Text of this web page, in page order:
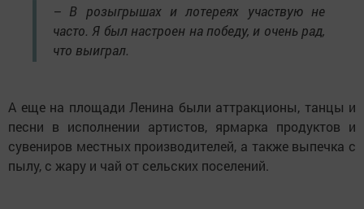
– В розыгрышах и лотереях участвую не
часто. Я был настроен на победу, и очень рад,
что выиграл.
А еще на площади Ленина были аттракционы, танцы и
песни в исполнении артистов, ярмарка продуктов и
сувениров местных производителей, а также выпечка с
пылу, с жару и чай от сельских поселений.